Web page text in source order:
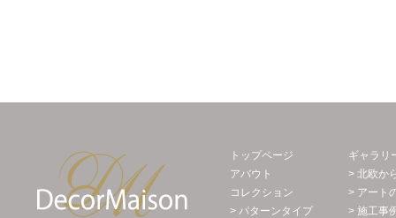
Decor Maison 輸入壁紙・北欧スウェー
トップページ
アバウト
コレクション
> パターンタイプ
ギャラリ
> 北欧か
> アート
> 施工事